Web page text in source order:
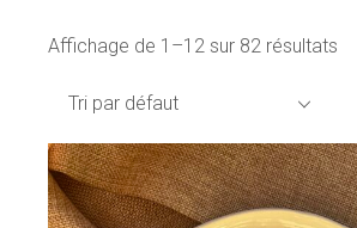
Affichage de 1–12 sur 82 résultats
Tri par défaut